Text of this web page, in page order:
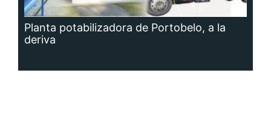
Planta potabilizadora de Portobelo, a la
deriva